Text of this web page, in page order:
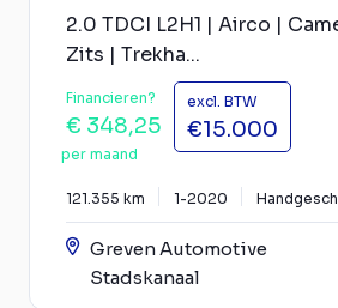
2.0 TDCI L2H1 | Airco |
Zits | Trekha...
Financieren?
€ 348,25
per maand
excl. BTW
€15.000
121.355 km 1-2020
Greven Automotive
Stadskanaal